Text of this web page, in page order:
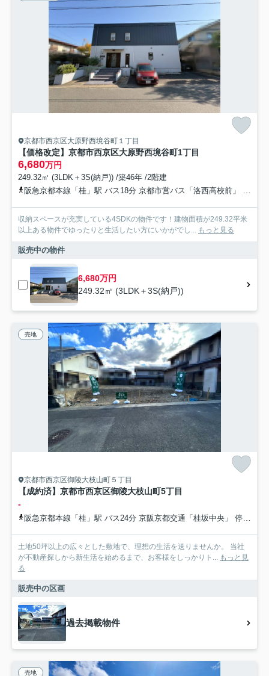
京都市西京区大原野西境谷町１丁目
【価格改定】京都市西京区大原野西境谷町1丁目
6,680万円
249.32㎡ (3LDK＋3S(納戸)) /築46年 /2階建
阪急京都本線「桂」駅 バス18分 京都市営バス「洛西高校前」 停歩2分
収納スペースが充実している4SDKの物件です！建物面積が249.32平米
以上ある物件でゆったりと生活したい方にいかがでし... もっと見る
販売中の物件
6,680万円
249.32㎡ (3LDK＋3S(納戸))
売地
京都市西京区御陵大枝山町５丁目
【成約済】京都市西京区御陵大枝山町5丁目
-
阪急京都本線「桂」駅 バス24分 京阪京都交通「桂坂中央」 停歩8分
土地50坪以上の広々とした敷地で、理想の生活を送りませんか。 当社
が不動産探しから新生活を始めるまで、お客様をしっかりト... もっと見
る
販売中の区画
過去掲載物件
売地